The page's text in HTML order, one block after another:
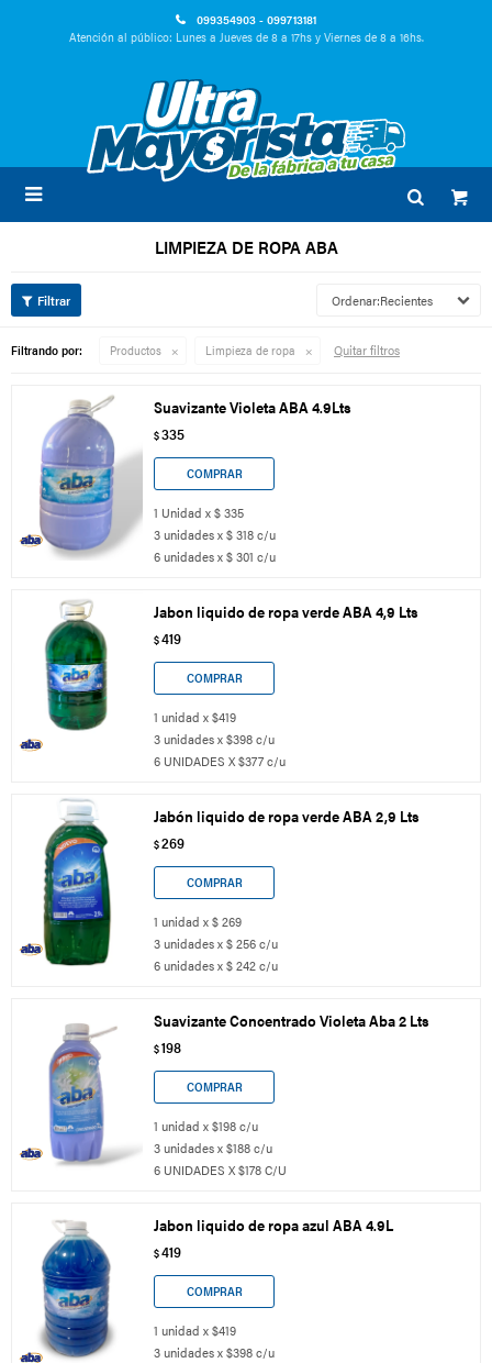
099354903 - 099713181
Atención al público: Lunes a Jueves de 8 a 17hs y Viernes de 8 a 16hs.

LIMPIEZA DE ROPA ABA
Recientes
Filtrando por: Productos Limpieza de ropa Quitar filtros
Suavizante Violeta ABA 4.9Lts
$335
1 Unidad x $ 335
3 unidades x $ 318 c/u
6 unidades x $ 301 c/u
Jabon liquido de ropa verde ABA 4,9 Lts
$419
1 unidad x $419
3 unidades x $398 c/u
6 UNIDADES X $377 c/u
Jabón liquido de ropa verde ABA 2,9 Lts
$269
1 unidad x $ 269
3 unidades x $ 256 c/u
6 unidades x $ 242 c/u
Suavizante Concentrado Violeta Aba 2 Lts
$198
1 unidad x $198 c/u
3 unidades x $188 c/u
6 UNIDADES X $178 C/U
Jabon liquido de ropa azul ABA 4.9L
$419
1 unidad x $419
3 unidades x $398 c/u